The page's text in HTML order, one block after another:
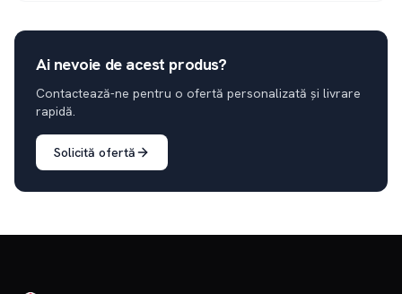
Ai nevoie de acest produs?
Contactează-ne pentru o ofertă personalizată și livrare
rapidă.
Solicită ofertă